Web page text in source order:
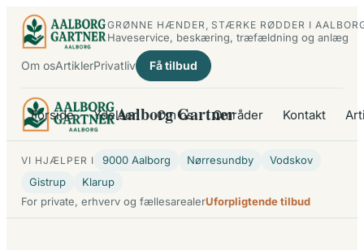
Spring
indhold
GRØNNE HÆNDER, STÆRKE RØDDER I
Haveservice, beskæring, træfældning og anlæg
Om osArtiklerPrivatliv Få tilbud
Aalborg Gartner
Forside Ydelser Om os Områder Kontakt
VI HJÆLPER I 9000 Aalborg Nørresundby
Vodskov
Gistrup
Klarup
For private, erhverv og fællesarealerUforpligtende tilbud